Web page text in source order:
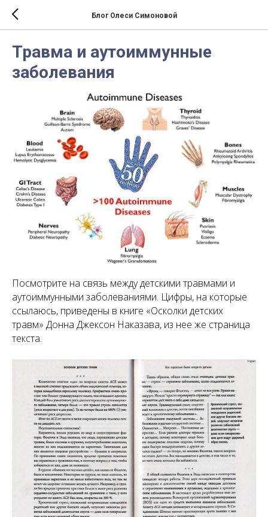
Блог Олеси Симоновой
Травма и аутоиммунные
заболевания
Посмотрите на связь между детскими травмами и
аутоиммунными заболеваниями. Цифры, на которые
ссылаюсь, приведены в книге «Осколки детских
травм» Донна Джексон Наказава, из нее же страница
текста.